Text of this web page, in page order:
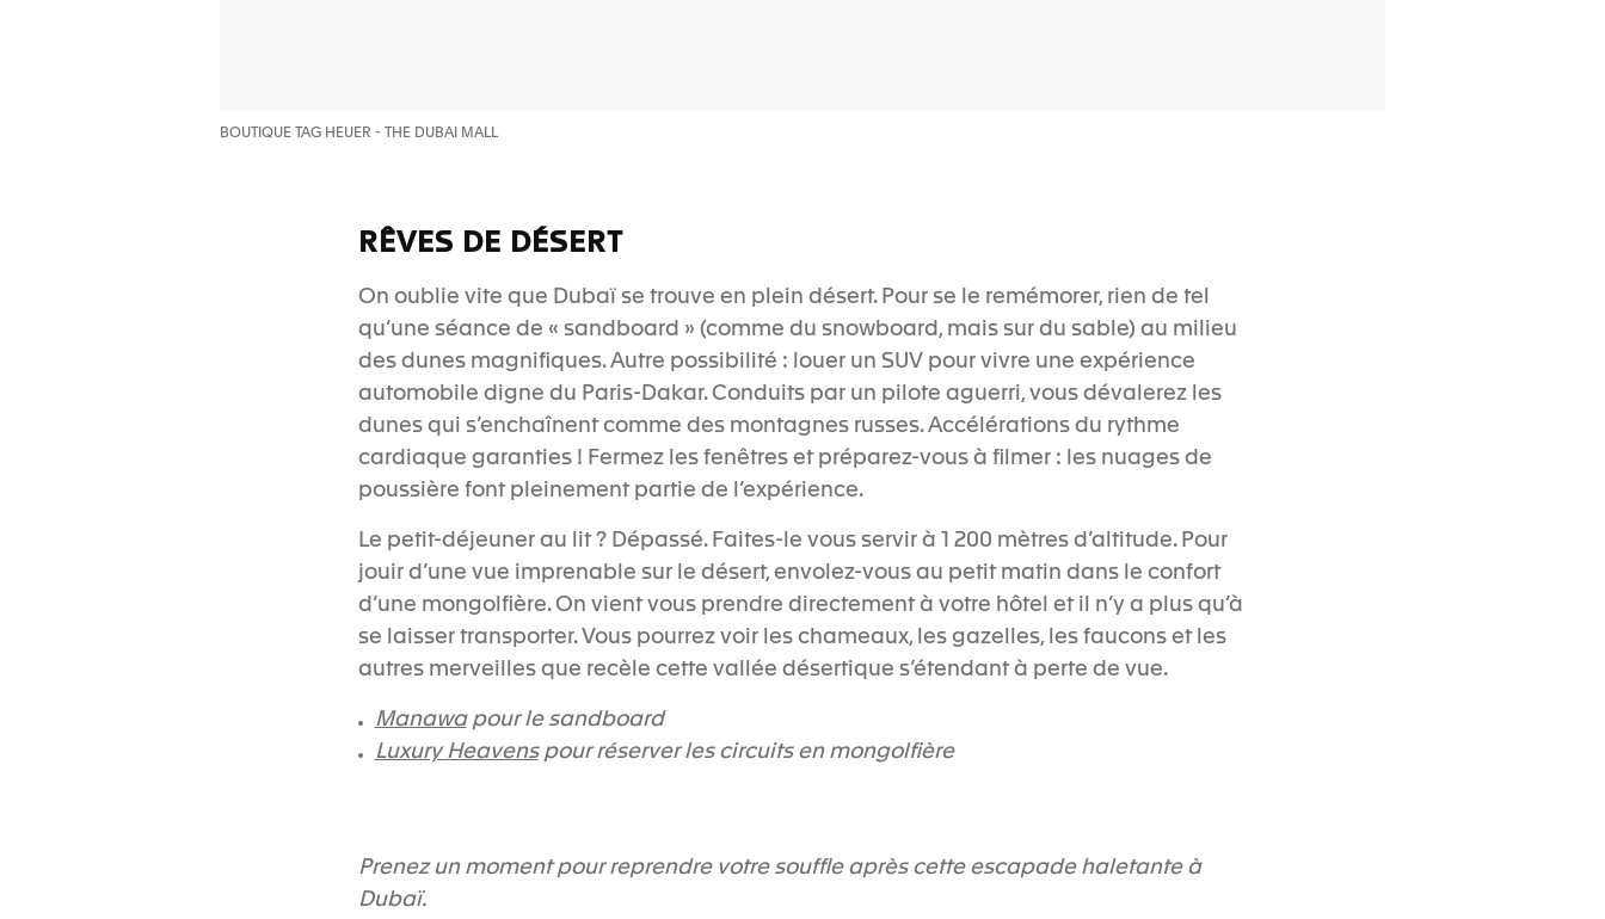
BOUTIQUE TAG HEUER - THE DUBAI MALL
RÊVES DE DÉSERT
On oublie vite que Dubaï se trouve en plein désert. Pour se le remémorer, rien de tel
qu’une séance de « sandboard » (comme du snowboard, mais sur du sable) au milieu
des dunes magnifiques. Autre possibilité : louer un SUV pour vivre une expérience
automobile digne du Paris-Dakar. Conduits par un pilote aguerri, vous dévalerez les
dunes qui s’enchaînent comme des montagnes russes. Accélérations du rythme
cardiaque garanties ! Fermez les fenêtres et préparez-vous à filmer : les nuages de
poussière font pleinement partie de l’expérience.
Le petit-déjeuner au lit ? Dépassé. Faites-le vous servir à 1 200 mètres d’altitude. Pour
jouir d’une vue imprenable sur le désert, envolez-vous au petit matin dans le confort
d’une mongolfière. On vient vous prendre directement à votre hôtel et il n’y a plus qu’à
se laisser transporter. Vous pourrez voir les chameaux, les gazelles, les faucons et les
autres merveilles que recèle cette vallée désertique s’étendant à perte de vue.
Manawapour le sandboard
Luxury Heavenspour réserver les circuits en mongolfière
Prenez un moment pour reprendre votre souffle après cette escapade haletante à
Dubaï.